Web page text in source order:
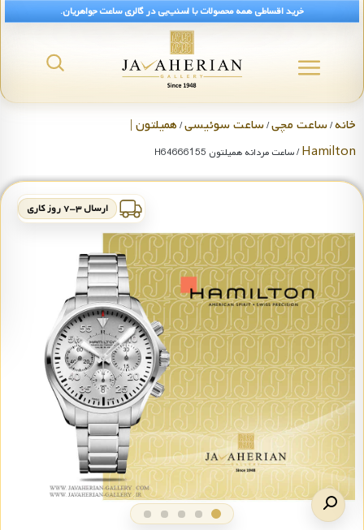
خرید اقساطی همه محصولات با اسنپ‌پی در گالری ساعت جواهریان.
خانه/ساعت مچی/ساعت سوئیسی/ همیلتون |
Hamilton/ ساعت مردانه همیلتون H64666155
ارسال ۳-۷ روز کاری